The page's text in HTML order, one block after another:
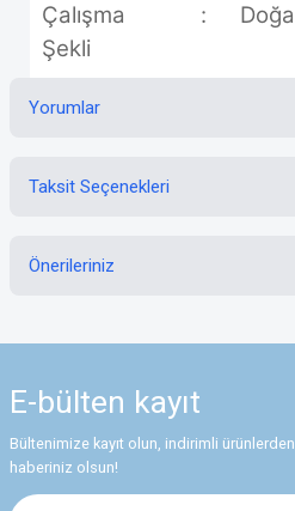
Çalışma
Şekli
:
Yorumlar
Taksit Seçenekleri
Önerileriniz
Görüş ve önerileriniz için teşekkür
Ürün resmi kalitesiz, bozuk veya
Ürün açıklamasında eksik bilgiler
E-bülten kayıt
Bültenimize kayıt olun, indirimli
haberiniz olsun!